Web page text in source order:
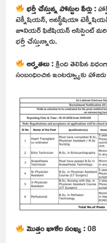
భర్తీ చేస్తున్న పోస్టుల పేర్లు :
టెక్నీషియన్, అనస్థీషియా
జూనియర్ ఫిజీషియన్ అసిస్టెంట్
భర్తీ చేస్తున్నారు.
అర్హతలు :క్రింది తెలిపిన
సంబంధించిన ఇంటర్వ్యూకు
మొత్తం ఖాళీల సంఖ్య :08